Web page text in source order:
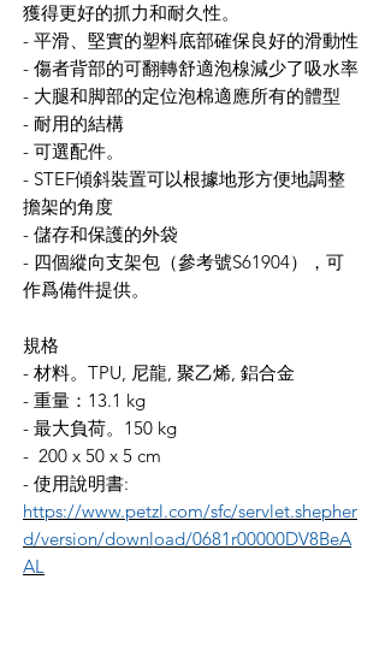
獲得更好的抓力和耐久性。
- 平滑、堅實的塑料底部確保良好的滑動性
- 傷者背部的可翻轉舒適泡楾減少了吸水率
- 大腿和脚部的定位泡棉適應所有的體型
- 耐用的結構
- 可選配件。
- STEF傾斜裝置可以根據地形方便地調整
擔架的角度
- 儲存和保護的外袋
- 四個縱向支架包（參考號S61904），可
作爲備件提供。
規格
- 材料。TPU, 尼龍, 聚乙烯, 鋁合金
- 重量：13.1 kg
- 最大負荷。150 kg
- 200 x 50 x 5 cm
- 使用說明書:
https://www.petzl.com/sfc/servlet.shepher
d/version/download/0681r00000DV8BeA
AL